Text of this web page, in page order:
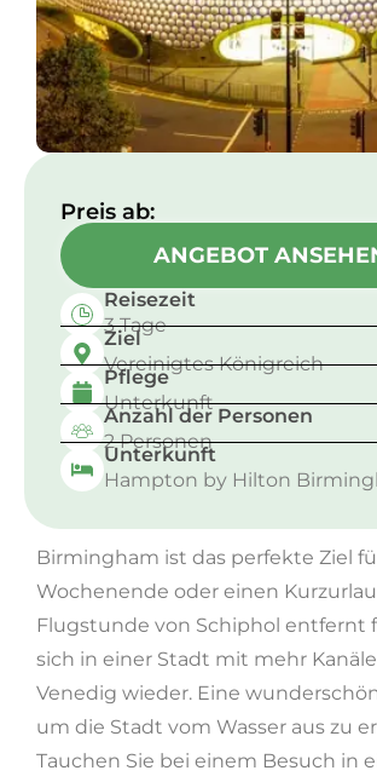
Preis ab:​
ANGEBOT
Reisezeit
3 Tage
Ziel
Vereinigtes Königreich
Pflege
Unterkunft
Anzahl der Personen
2 Personen
Unterkunft
Hampton by Hilton
Birmingham ist das perfekte Ziel
Wochenende oder einen
Flugstunde von Schiphol entfernt
sich in einer Stadt mit mehr
Venedig wieder. Eine
um die Stadt vom Wasser aus zu
Tauchen Sie bei einem Besuch in